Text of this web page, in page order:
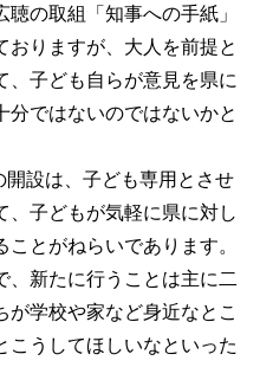
の取組「知事への手紙」
おりますが、大人を前提と
、子ども自らが意見を県に
分ではないのではないかと
設は、子ども専用とさせ
、子どもが気軽に県に対し
とがねらいであります。
、新たに行うことは主に二
学校や家など身近なとこ
こうしてほしいなといった